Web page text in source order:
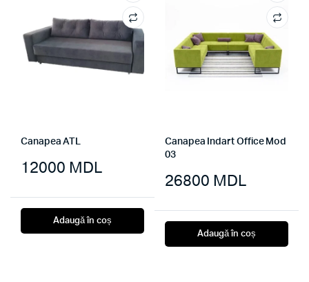
Canapea ATL
12000 MDL
Adaugă în coș
Canapea Indart Office Mod
03
26800 MDL
Adaugă în coș